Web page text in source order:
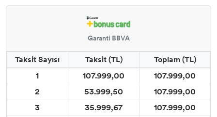
Garanti BBVA
Taksit Sayısı Taksit (TL)
Toplam (TL)
1
107.999,00
107.999,00
2
53.999,50
107.999,00
3
35.999,67
107.999,00